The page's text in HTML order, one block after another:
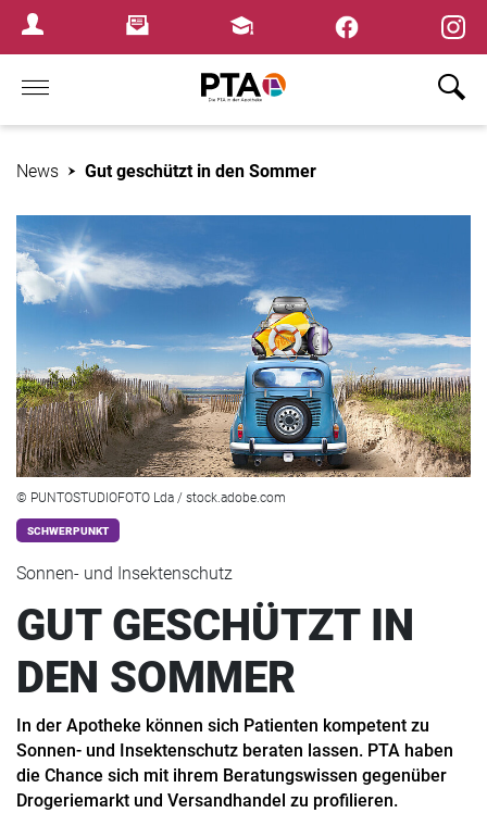
Login MenuNewsletterFortbildungen
Home
News Gut geschützt in den Sommer
© PUNTOSTUDIOFOTO Lda / stock.adobe.com
SCHWERPUNKT
Sonnen- und Insektenschutz
GUT GESCHÜTZT IN
DEN SOMMER
In der Apotheke können sich Patienten kompetent zu
Sonnen- und Insektenschutz beraten lassen. PTA haben
die Chance sich mit ihrem Beratungswissen gegenüber
Drogeriemarkt und Versandhandel zu profilieren.
×